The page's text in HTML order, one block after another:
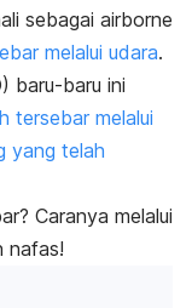
sebagai airborne
melalui udara.
baru-baru ini
tersebar melalui
yang telah
Caranya melalui
nafas!